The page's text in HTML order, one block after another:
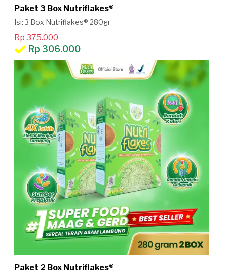
Paket 3 Box Nutriflakes®
Isi: 3 Box Nutriflakes® 280gr
Rp 375.000
Rp 306.000
Paket 2 Box Nutriflakes®